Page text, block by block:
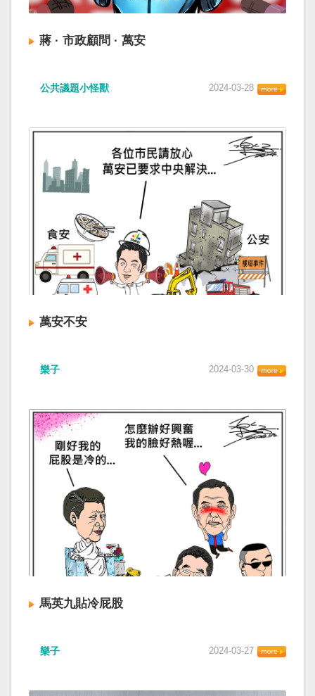
蔣 · 市政顧問 · 萬安
公共議題小怪獸 2024-03-28
萬安不安
樂子 2024-03-30
馬英九貼冷屁股
樂子 2024-03-27